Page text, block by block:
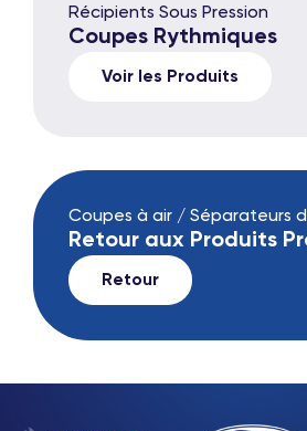
Récipients Sous Pression
Coupes Rythmiques
Voir les Produits
Coupes à air / Séparateurs d
Retour aux Produits
Retour